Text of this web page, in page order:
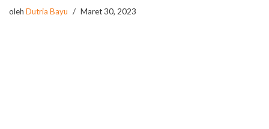
oleh Dutria Bayu Maret 30, 2023